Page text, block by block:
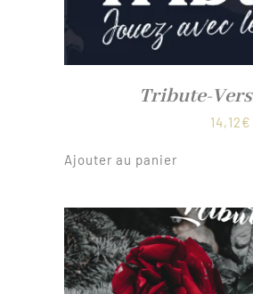
Tribute-
14,12€
Ajouter au panier